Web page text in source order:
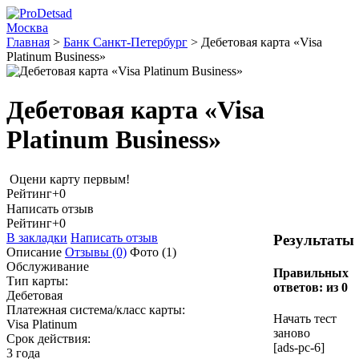
Москва
Главная > Банк Санкт-Петербург > Дебетовая карта «Visa
Platinum Business»
Дебетовая карта «Visa
Platinum Business»
Оцени карту первым!
Рейтинг+0
Написать отзыв
Результаты
Правильных
ответов: из 0
Начать тест
заново
[ads-pc-6]
Рейтинг+0
В закладки Написать отзыв
Описание Отзывы (0) Фото (1)
Обслуживание
Тип карты:
Дебетовая
Платежная система/класс карты:
Visa Platinum
Срок действия:
3 года